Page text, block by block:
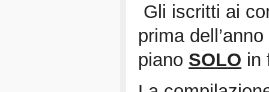
Gli iscritti ai
prima
piano SOLO in